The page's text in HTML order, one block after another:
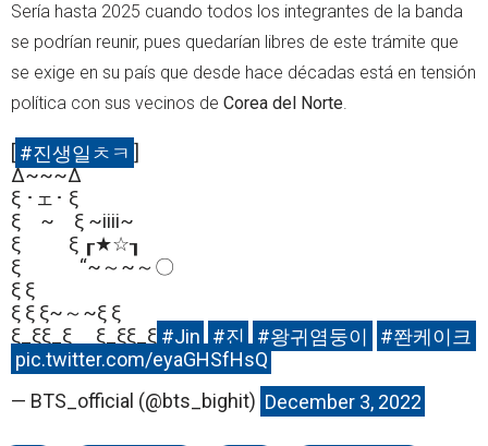
Sería hasta 2025 cuando todos los integrantes de la banda
se podrían reunir, pues quedarían libres de este trámite que
se exige en su país que desde hace décadas está en tensión
política con sus vecinos de Corea del Norte.
[ #진생일ㅊㅋ ]
Δ~~~Δ
ξ ･ェ･ ξ
ξ ~ ξ ~iiii~
ξ ξ ┎★☆┒
ξ “~～~～〇
ξ ξ
ξ ξ ξ~～~ξ ξ
ξ_ξξ_ξ ξ_ξξ_ξ #Jin #진 #왕귀염둥이
#쫜케이크
pic.twitter.com/eyaGHSfHsQ
— BTS_official (@bts_bighit) December 3, 2022